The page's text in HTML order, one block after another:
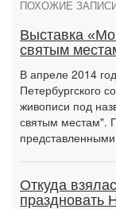
ПОХОЖИЕ ЗАПИСИ
Выставка
святым
В апреле 2014
Петербургского
живописи под
святым местам".
Откуда
праздновать